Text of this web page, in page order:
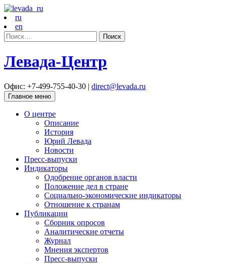
ru
en
Найти:
Левада-Центр
Офис: +7-499-755-40-30 | direct@levada.ru
Главное меню
О центре
Описание
История
Юрий Левада
Новости
Пресс-выпуски
Индикаторы
Одобрение органов власти
Положение дел в стране
Социально-экономические индикаторы
Отношение к странам
Публикации
Сборник опросов
Аналитические отчеты
Журнал
Мнения экспертов
Пресс-выпуски